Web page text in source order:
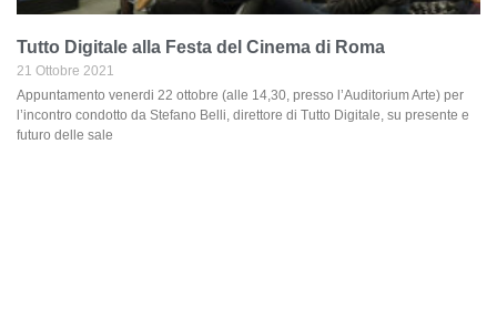
Tutto Digitale alla Festa del Cinema di Roma
21 Ottobre 2021
Appuntamento venerdi 22 ottobre (alle 14,30, presso l’Auditorium Arte) per
l’incontro condotto da Stefano Belli, direttore di Tutto Digitale, su presente e
futuro delle sale